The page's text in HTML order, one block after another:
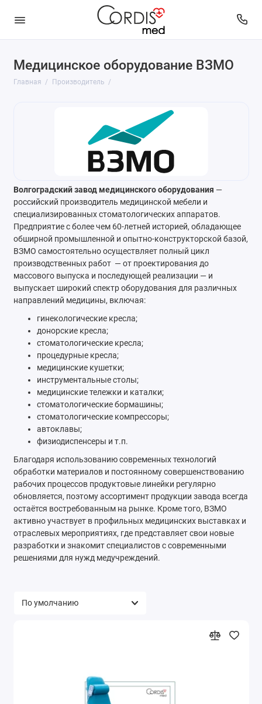
Медицинское оборудование ВЗМО
Главная Производитель
Волгоградский завод медицинского оборудования —
российский производитель медицинской мебели и
специализированных стоматологических аппаратов.
Предприятие с более чем 60-летней историей, обладающее
обширной промышленной и опытно-конструкторской базой,
ВЗМО самостоятельно осуществляет полный цикл
производственных работ — от проектирования до
массового выпуска и последующей реализации — и
выпускает широкий спектр оборудования для различных
направлений медицины, включая:
гинекологические кресла;
донорские кресла;
стоматологические кресла;
процедурные кресла;
медицинские кушетки;
инструментальные столы;
медицинские тележки и каталки;
стоматологические бормашины;
стоматологические компрессоры;
автоклавы;
физиодиспенсеры и т.п.
Благодаря использованию современных технологий
обработки материалов и постоянному совершенствованию
рабочих процессов продуктовые линейки регулярно
обновляется, поэтому ассортимент продукции завода всегда
остаётся востребованным на рынке. Кроме того, ВЗМО
активно участвует в профильных медицинских выставках и
отраслевых мероприятиях, где представляет свои новые
разработки и знакомит специалистов с современными
решениями для нужд медучреждений.